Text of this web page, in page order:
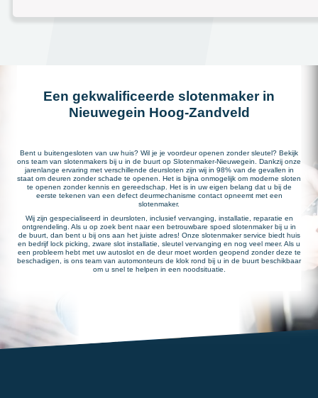
Een gekwalificeerde slotenmaker in
Nieuwegein Hoog-Zandveld
Bent u buitengesloten van uw huis? Wil je je voordeur openen zonder sleutel? Bekijk
ons team van slotenmakers bij u in de buurt op Slotenmaker-Nieuwegein. Dankzij onze
jarenlange ervaring met verschillende deursloten zijn wij in 98% van de gevallen in
staat om deuren zonder schade te openen. Het is bijna onmogelijk om moderne sloten
te openen zonder kennis en gereedschap. Het is in uw eigen belang dat u bij de
eerste tekenen van een defect deurmechanisme contact opneemt met een
slotenmaker.
Wij zijn gespecialiseerd in deursloten, inclusief vervanging, installatie, reparatie en
ontgrendeling. Als u op zoek bent naar een betrouwbare spoed slotenmaker bij u in
de buurt, dan bent u bij ons aan het juiste adres! Onze slotenmaker service biedt huis
en bedrijf lock picking, zware slot installatie, sleutel vervanging en nog veel meer. Als u
een probleem hebt met uw autoslot en de deur moet worden geopend zonder deze te
beschadigen, is ons team van automonteurs de klok rond bij u in de buurt beschikbaar
om u snel te helpen in een noodsituatie.